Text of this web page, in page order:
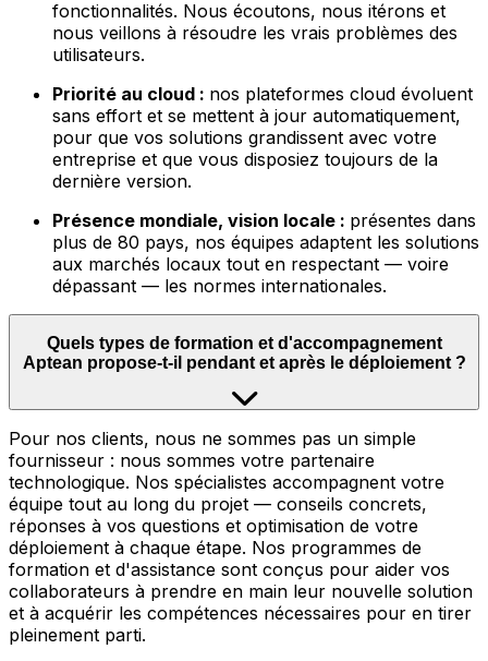
fonctionnalités. Nous écoutons, nous itérons et
nous veillons à résoudre les vrais problèmes des
utilisateurs.
Priorité au cloud : nos plateformes cloud évoluent
sans effort et se mettent à jour automatiquement,
pour que vos solutions grandissent avec votre
entreprise et que vous disposiez toujours de la
dernière version.
Présence mondiale, vision locale : présentes dans
plus de 80 pays, nos équipes adaptent les solutions
aux marchés locaux tout en respectant — voire
dépassant — les normes internationales.
Quels types de formation et d'accompagnement
Aptean propose-t-il pendant et après le déploiement ?
Pour nos clients, nous ne sommes pas un simple
fournisseur : nous sommes votre partenaire
technologique. Nos spécialistes accompagnent votre
équipe tout au long du projet — conseils concrets,
réponses à vos questions et optimisation de votre
déploiement à chaque étape. Nos programmes de
formation et d'assistance sont conçus pour aider vos
collaborateurs à prendre en main leur nouvelle solution
et à acquérir les compétences nécessaires pour en tirer
pleinement parti.